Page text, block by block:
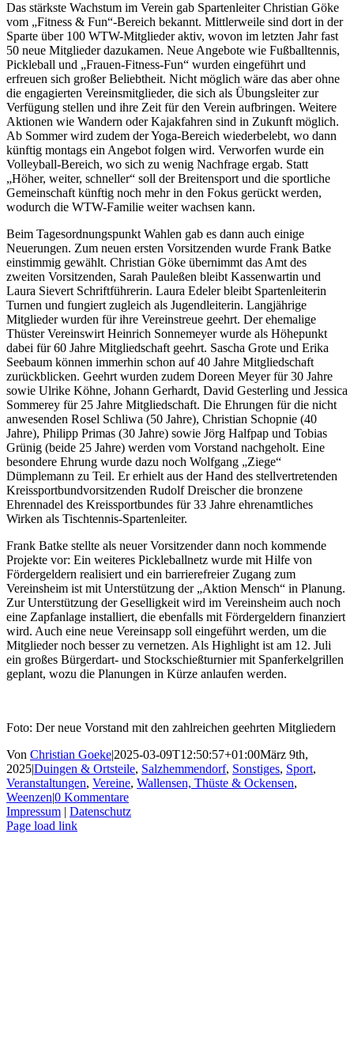
Das stärkste Wachstum im Verein gab Spartenleiter Christian Göke
vom „Fitness & Fun“-Bereich bekannt. Mittlerweile sind dort in der
Sparte über 100 WTW-Mitglieder aktiv, wovon im letzten Jahr fast
50 neue Mitglieder dazukamen. Neue Angebote wie Fußballtennis,
Pickleball und „Frauen-Fitness-Fun“ wurden eingeführt und
erfreuen sich großer Beliebtheit. Nicht möglich wäre das aber ohne
die engagierten Vereinsmitglieder, die sich als Übungsleiter zur
Verfügung stellen und ihre Zeit für den Verein aufbringen. Weitere
Aktionen wie Wandern oder Kajakfahren sind in Zukunft möglich.
Ab Sommer wird zudem der Yoga-Bereich wiederbelebt, wo dann
künftig montags ein Angebot folgen wird. Verworfen wurde ein
Volleyball-Bereich, wo sich zu wenig Nachfrage ergab. Statt
„Höher, weiter, schneller“ soll der Breitensport und die sportliche
Gemeinschaft künftig noch mehr in den Fokus gerückt werden,
wodurch die WTW-Familie weiter wachsen kann.
Beim Tagesordnungspunkt Wahlen gab es dann auch einige
Neuerungen. Zum neuen ersten Vorsitzenden wurde Frank Batke
einstimmig gewählt. Christian Göke übernimmt das Amt des
zweiten Vorsitzenden, Sarah Pauleßen bleibt Kassenwartin und
Laura Sievert Schriftführerin. Laura Edeler bleibt Spartenleiterin
Turnen und fungiert zugleich als Jugendleiterin. Langjährige
Mitglieder wurden für ihre Vereinstreue geehrt. Der ehemalige
Thüster Vereinswirt Heinrich Sonnemeyer wurde als Höhepunkt
dabei für 60 Jahre Mitgliedschaft geehrt. Sascha Grote und Erika
Seebaum können immerhin schon auf 40 Jahre Mitgliedschaft
zurückblicken. Geehrt wurden zudem Doreen Meyer für 30 Jahre
sowie Ulrike Köhne, Johann Gerhardt, David Gesterling und Jessica
Sommerey für 25 Jahre Mitgliedschaft. Die Ehrungen für die nicht
anwesenden Rosel Schliwa (50 Jahre), Christian Schopnie (40
Jahre), Philipp Primas (30 Jahre) sowie Jörg Halfpap und Tobias
Grünig (beide 25 Jahre) werden vom Vorstand nachgeholt. Eine
besondere Ehrung wurde dazu noch Wolfgang „Ziege“
Dümplemann zu Teil. Er erhielt aus der Hand des stellvertretenden
Kreissportbundvorsitzenden Rudolf Dreischer die bronzene
Ehrennadel des Kreissportbundes für 33 Jahre ehrenamtliches
Wirken als Tischtennis-Spartenleiter.
Frank Batke stellte als neuer Vorsitzender dann noch kommende
Projekte vor: Ein weiteres Pickleballnetz wurde mit Hilfe von
Fördergeldern realisiert und ein barrierefreier Zugang zum
Vereinsheim ist mit Unterstützung der „Aktion Mensch“ in Planung.
Zur Unterstützung der Geselligkeit wird im Vereinsheim auch noch
eine Zapfanlage installiert, die ebenfalls mit Fördergeldern finanziert
wird. Auch eine neue Vereinsapp soll eingeführt werden, um die
Mitglieder noch besser zu vernetzen. Als Highlight ist am 12. Juli
ein großes Bürgerdart- und Stockschießturnier mit Spanferkelgrillen
geplant, wozu die Planungen in Kürze anlaufen werden.
Foto: Der neue Vorstand mit den zahlreichen geehrten Mitgliedern
Von Christian Goeke|2025-03-09T12:50:57+01:00März 9th,
2025|Duingen & Ortsteile, Salzhemmendorf, Sonstiges, Sport,
Veranstaltungen, Vereine, Wallensen, Thüste & Ockensen,
Weenzen|0 Kommentare
Impressum | Datenschutz
Facebook
X
Instagram
Pinterest
Page load link